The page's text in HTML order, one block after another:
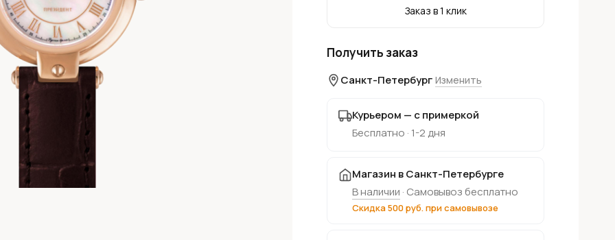
Заказ в 1 клик
Получить заказ
Санкт-Петербург Изменить
Курьером — с примеркой
Бесплатно · 1-2 дня
Магазин в Санкт-Петербурге
В наличии · Самовывоз бесплатно
Скидка 500 руб. при самовывозе